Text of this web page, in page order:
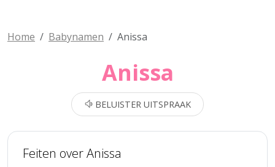
Home Babynamen Anissa
Anissa
BELUISTER UITSPRAAK
Feiten over Anissa